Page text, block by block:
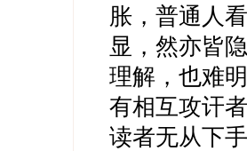
胀，普通人
显，然亦皆
理解，也难
有相互攻讦
读者无从下